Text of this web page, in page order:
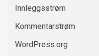
Innleggsstrøm
Kommentarstrøm
WordPress.org